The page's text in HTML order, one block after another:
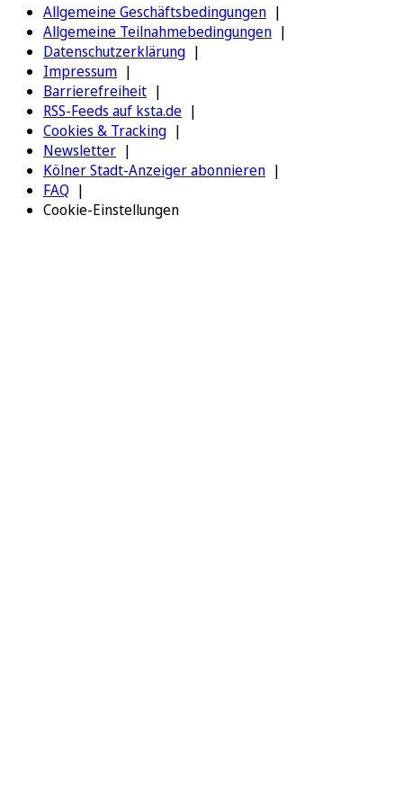
Allgemeine Geschäftsbedingungen
Allgemeine Teilnahmebedingungen
Datenschutzerklärung
Impressum
Barrierefreiheit
RSS-Feeds auf ksta.de
Cookies & Tracking
Newsletter
Kölner Stadt-Anzeiger abonnieren
FAQ
Cookie-Einstellungen